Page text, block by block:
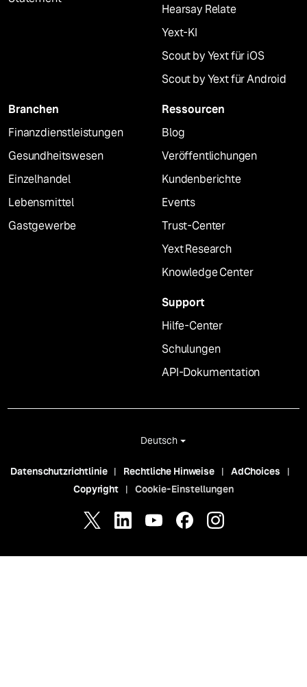
Hearsay Relate
Yext-KI
Scout by Yext für iOS
Scout by Yext für Android
Branchen
Finanzdienstleistungen
Gesundheitswesen
Einzelhandel
Lebensmittel
Gastgewerbe
Ressourcen
Blog
Veröffentlichungen
Kundenberichte
Events
Trust-Center
Yext Research
Knowledge Center
Support
Hilfe-Center
Schulungen
API-Dokumentation
Deutsch
Datenschutzrichtlinie Rechtliche Hinweise
AdChoices
Copyright
Cookie-Einstellungen